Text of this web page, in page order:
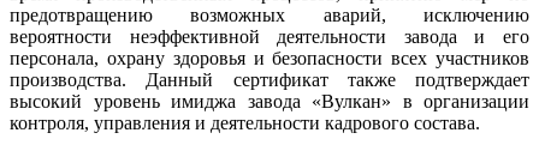
предотвращению возможных аварий, исключению
вероятности неэффективной деятельности завода и его
персонала, охрану здоровья и безопасности всех участников
производства. Данный сертификат также подтверждает
высокий уровень имиджа завода «Вулкан» в организации
контроля, управления и деятельности кадрового состава.